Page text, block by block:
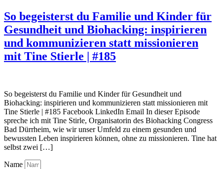
So begeisterst du Familie und Kinder für
Gesundheit und Biohacking: inspirieren
und kommunizieren statt missionieren
mit Tine Stierle | #185
So begeisterst du Familie und Kinder für Gesundheit und
Biohacking: inspirieren und kommunizieren statt missionieren mit
Tine Stierle | #185 Facebook LinkedIn Email In dieser Episode
spreche ich mit Tine Stirle, Organisatorin des Biohacking Congress
Bad Dürrheim, wie wir unser Umfeld zu einem gesunden und
bewussten Leben inspirieren können, ohne zu missionieren. Tine hat
selbst zwei […]
Name